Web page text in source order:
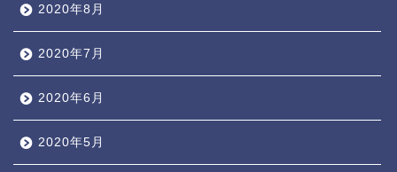
2020年8月
2020年7月
2020年6月
2020年5月